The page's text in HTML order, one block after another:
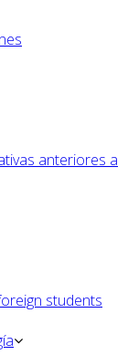
anteriores a
students